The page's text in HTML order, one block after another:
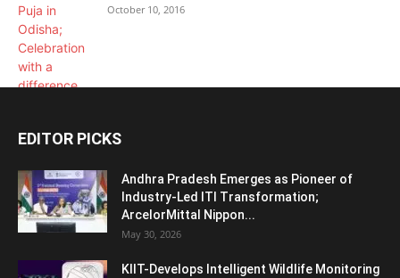
October 10, 2016
EDITOR PICKS
Andhra Pradesh Emerges as Pioneer of
Industry-Led ITI Transformation;
ArcelorMittal Nippon...
May 30, 2026
KIIT-Develops Intelligent Wildlife Monitoring